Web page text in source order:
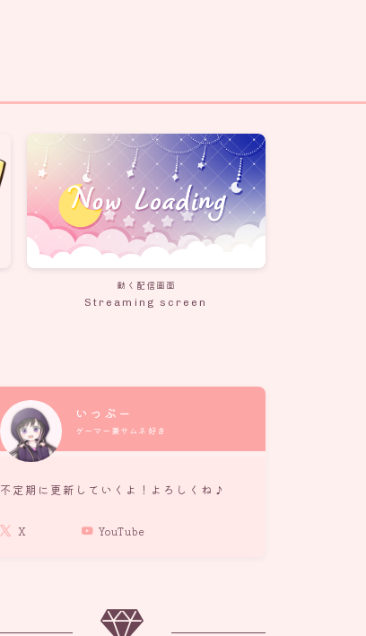
動く配信画面
Streaming screen
いっぷー
ゲーマー兼サムネ好き
不定期に更新していくよ！よろしくね♪
X YouTube